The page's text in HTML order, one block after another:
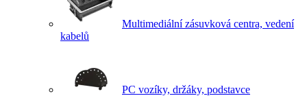
Multimediální zásuvková centra, vedení
kabelů
PC vozíky, držáky, podstavce